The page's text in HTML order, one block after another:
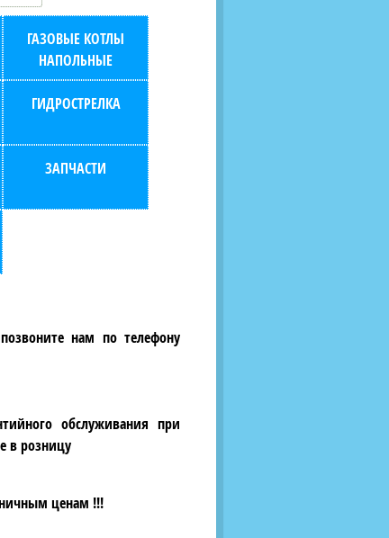
ГАЗОВЫЕ КОТЛЫ
НАПОЛЬНЫЕ
ГИДРОСТРЕЛКА
ЗАПЧАСТИ
нам по телефону
обслуживания при
в розницу
ценам !!!